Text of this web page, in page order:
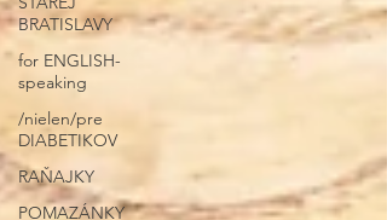
BRATISLAVY
for ENGLISH-
speaking
/nielen/pre
DIABETIKOV
RAŇAJKY
POMAZÁNKY